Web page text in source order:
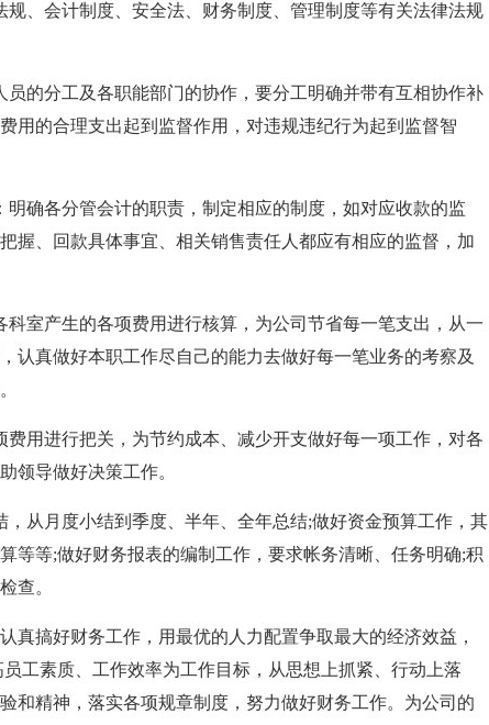
、会计制度、安全法、财务制度、管理制度等有关法律法规
的分工及各职能部门的协作，要分工明确并带有互相协作补
用的合理支出起到监督作用，对违规违纪行为起到监督智
确各分管会计的职责，制定相应的制度，如对应收款的监
握、回款具体事宜、相关销售责任人都应有相应的监督，加
室产生的各项费用进行核算，为公司节省每一笔支出，从一
认真做好本职工作尽自己的能力去做好每一笔业务的考察及
用进行把关，为节约成本、减少开支做好每一项工作，对各
领导做好决策工作。
从月度小结到季度、半年、全年总结;做好资金预算工作，其
等等;做好财务报表的编制工作，要求帐务清晰、任务明确;积
查。
真搞好财务工作，用最优的人力配置争取最大的经济效益，
工素质、工作效率为工作目标，从思想上抓紧、行动上落
和精神，落实各项规章制度，努力做好财务工作。为公司的